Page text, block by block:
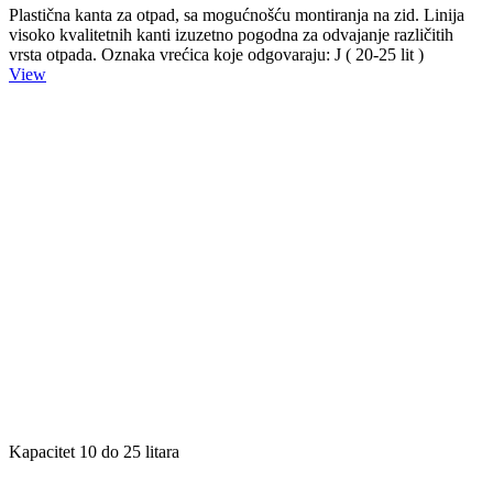
Plastična kanta za otpad, sa mogućnošću montiranja na zid. Linija
visoko kvalitetnih kanti izuzetno pogodna za odvajanje različitih
vrsta otpada. Oznaka vrećica koje odgovaraju: J ( 20-25 lit )
View
Kapacitet 10 do 25 litara